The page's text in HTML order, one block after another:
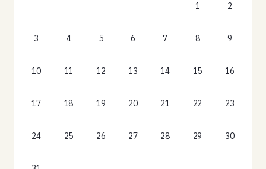
1 2
3 4 5 6 7 8 9
10 11 12 13 14 15 16
17 18 19 20 21 22 23
24 25 26 27 28 29 30